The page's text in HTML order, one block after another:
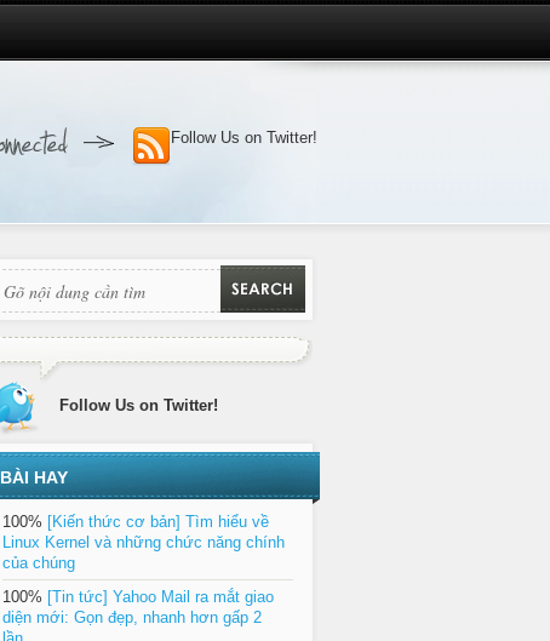
Follow Us on Twitter!
Follow Us on Twitter!
BÀI HAY
100% [Kiến thức cơ bản] Tìm hiểu về
Linux Kernel và những chức năng chính
của chúng
100% [Tin tức] Yahoo Mail ra mắt giao
diện mới: Gọn đẹp, nhanh hơn gấp 2